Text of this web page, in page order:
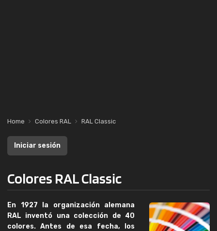
Home Colores RAL RAL Classic
Iniciar sesión
Colores RAL Classic
En 1927 la organización alemana
RAL inventó una colección de 40
colores. Antes de esa fecha, los